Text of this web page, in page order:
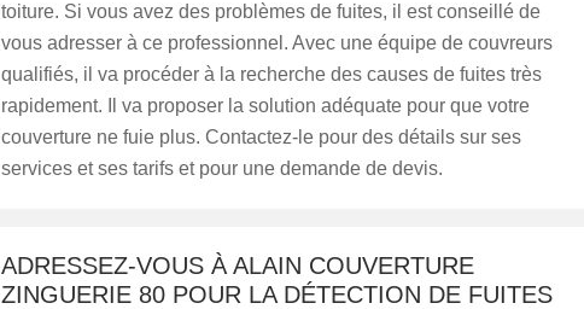
toiture. Si vous avez des problèmes de fuites, il est conseillé de
vous adresser à ce professionnel. Avec une équipe de couvreurs
qualifiés, il va procéder à la recherche des causes de fuites très
rapidement. Il va proposer la solution adéquate pour que votre
couverture ne fuie plus. Contactez-le pour des détails sur ses
services et ses tarifs et pour une demande de devis.
ADRESSEZ-VOUS À ALAIN COUVERTURE
ZINGUERIE 80 POUR LA DÉTECTION DE FUITES